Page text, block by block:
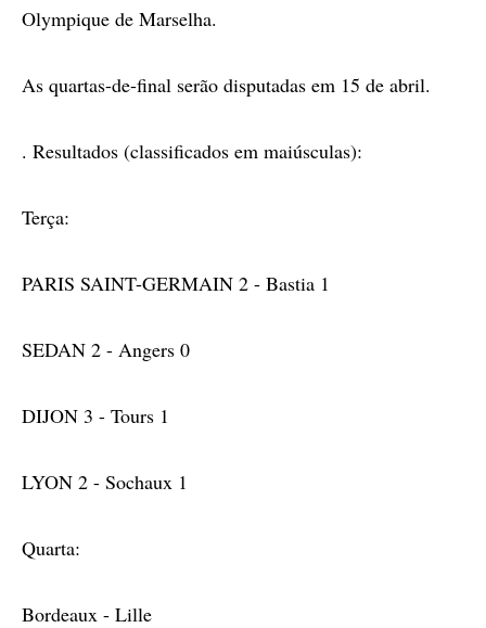
Olympique de Marselha.
As quartas-de-final serão disputadas em 15 de abril.
. Resultados (classificados em maiúsculas):
Terça:
PARIS SAINT-GERMAIN 2 - Bastia 1
SEDAN 2 - Angers 0
DIJON 3 - Tours 1
LYON 2 - Sochaux 1
Quarta:
Bordeaux - Lille